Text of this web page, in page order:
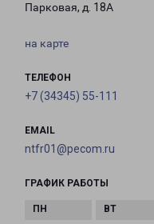
Парковая, д. 18А
на карте
ТЕЛЕФОН
+7 (34345) 55-111
EMAIL
ntfr01@pecom.ru
ГРАФИК РАБОТЫ